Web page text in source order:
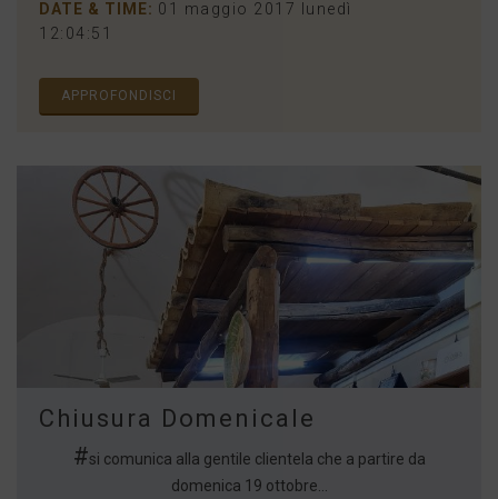
DATE & TIME: 01 maggio 2017 lunedì
12:04:51
APPROFONDISCI
Chiusura Domenicale
#si comunica alla gentile clientela che a partire da
domenica 19 ottobre...